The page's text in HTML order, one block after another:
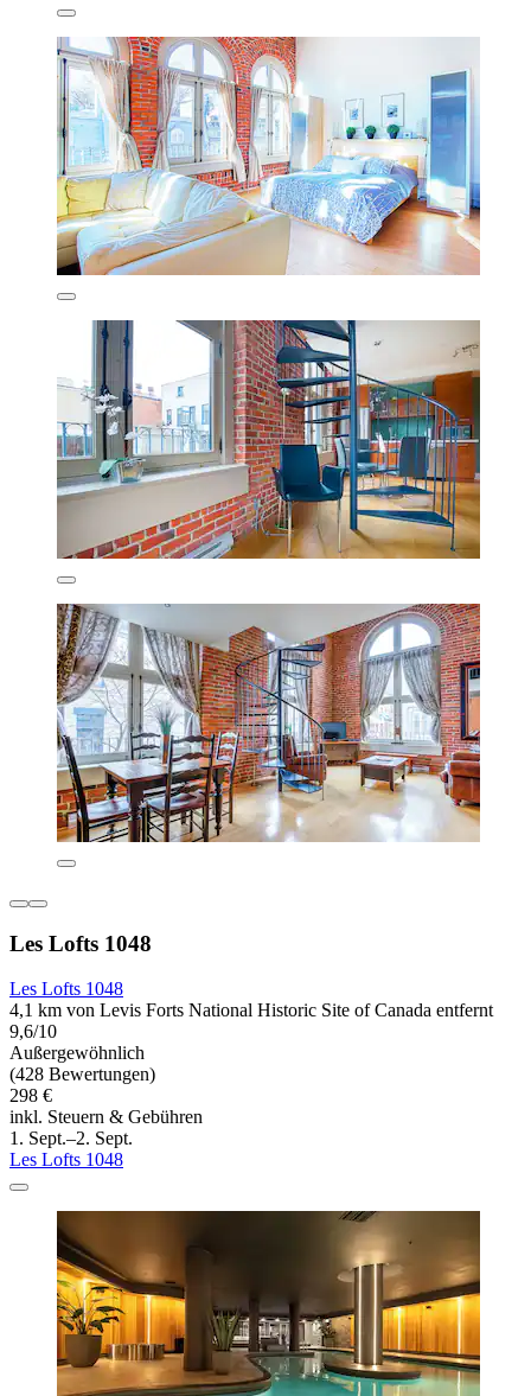
Les Lofts 1048
Les Lofts 1048
4,1 km von Levis Forts National Historic Site of Canada entfernt
9,6/10
Außergewöhnlich
(428 Bewertungen)
298 €
inkl. Steuern & Gebühren
1. Sept.–2. Sept.
Les Lofts 1048